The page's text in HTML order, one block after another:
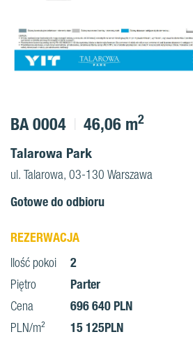
BA 0004 46,06 m2
Talarowa Park
ul. Talarowa, 03-130 Warszawa
Gotowe do odbioru
REZERWACJA
Ilość pokoi 2
Piętro Parter
Cena 696 640 PLN
PLN/m² 15 125PLN